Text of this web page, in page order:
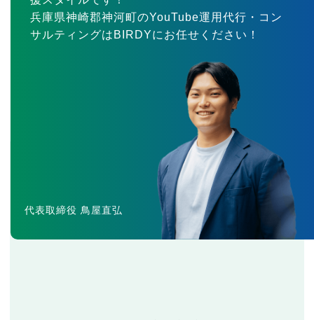
兵庫県神崎郡神河町のYouTube運用代行・コン
サルティングはBIRDYにお任せください！
代表取締役 鳥屋直弘